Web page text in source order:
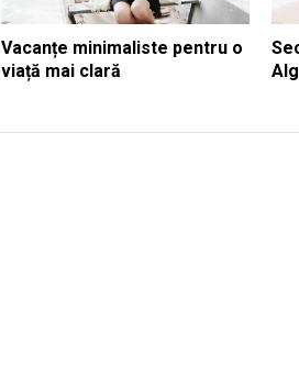
Vacanțe minimaliste pentru o
viață mai clară